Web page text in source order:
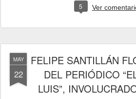
5 Ver
MAY
22
FELIPE SANTILLÁN
DEL PERIÓDICO
LUIS”,